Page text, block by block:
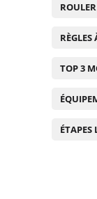
TOP 3